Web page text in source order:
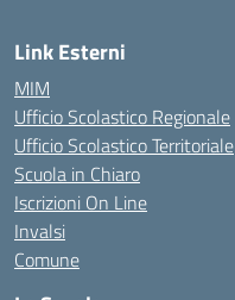
Link Esterni
MIM
Ufficio Scolastico Regionale
Ufficio Scolastico Territoriale
Scuola in Chiaro
Iscrizioni On Line
Invalsi
Comune